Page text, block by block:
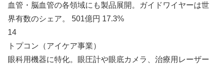
血管・脳血管の各領域にも製品展開。ガイドワイヤーは世
界有数のシェア。 501億円 17.3%
14
トプコン（アイケア事業）
眼科用機器に特化。眼圧計や眼底カメラ、治療用レーザー